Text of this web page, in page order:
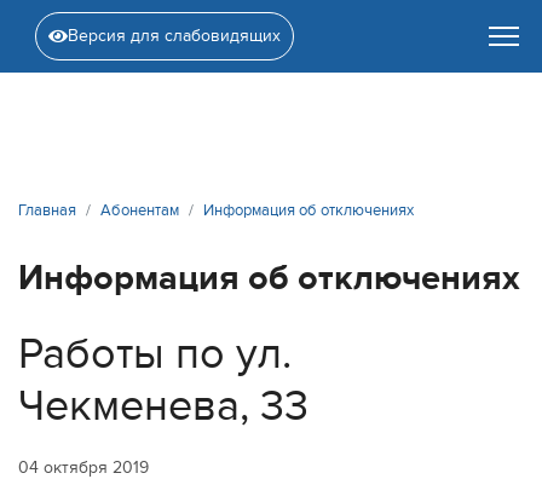
Версия для слабовидящих
Главная Абонентам Информация об отключениях
Информация об отключениях
Работы по ул.
Чекменева, 33
04 октября 2019